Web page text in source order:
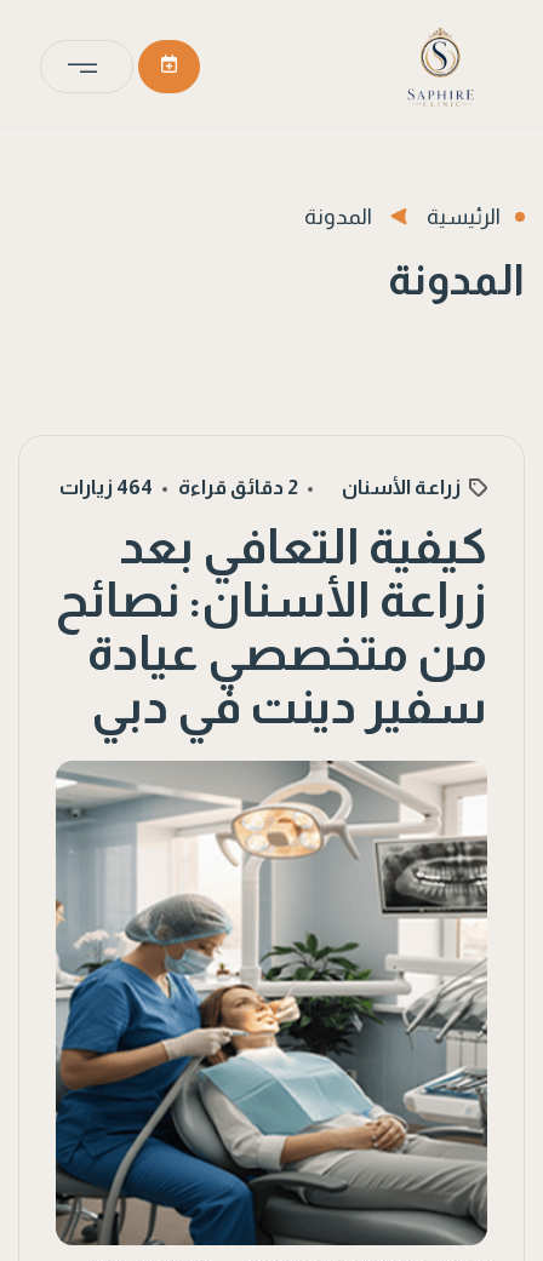
الرئيسية المدونة
المدونة
زراعة الأسنان 2 دقائق قراءة 464 زيارات
كيفية التعافي بعد
زراعة الأسنان: نصائح
من متخصصي عيادة
سفير دينت في دبي